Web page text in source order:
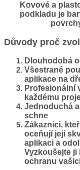
Kovové a
podkladu je
Důvody proč
Dlouhodobá
Všestrané
aplikace na
Profesionální
každému
Jednoduchá
schne
Zákazníci,
oceňují její
aplikaci a
Vyzkoušejte ji
ochranu